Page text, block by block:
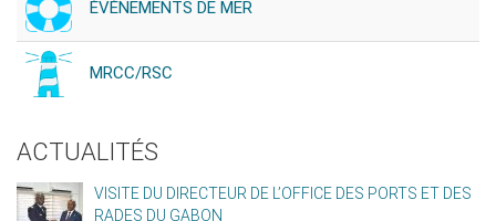
ÉVÉNEMENTS DE MER
MRCC/RSC
ACTUALITÉS
VISITE DU DIRECTEUR DE L’OFFICE DES PORTS ET DES
RADES DU GABON